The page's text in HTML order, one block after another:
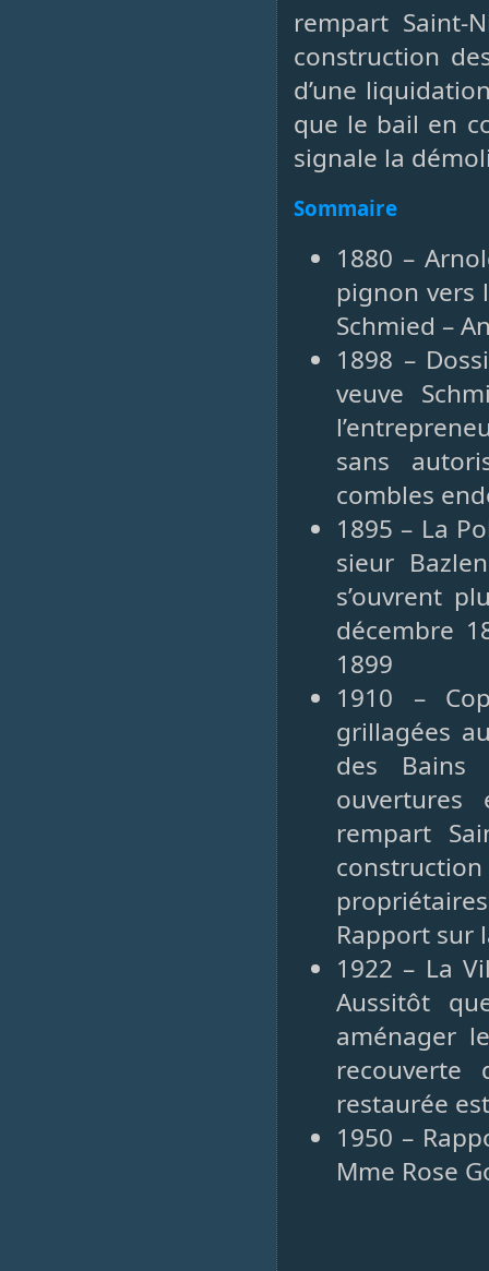
rempart Saint-
construction
d’une
que le bail en
signale la
Sommaire
1880 –
pignon vers
Schmied –
1898 –
veuve
sans
combles
1895 – La
sieur
s’ouvrent
décembre
1899
1910 –
grillagées
des Bains
rempart
Rapport sur
1922 – La
Aussitôt
aménager
restaurée
1950 –
Mme Rose